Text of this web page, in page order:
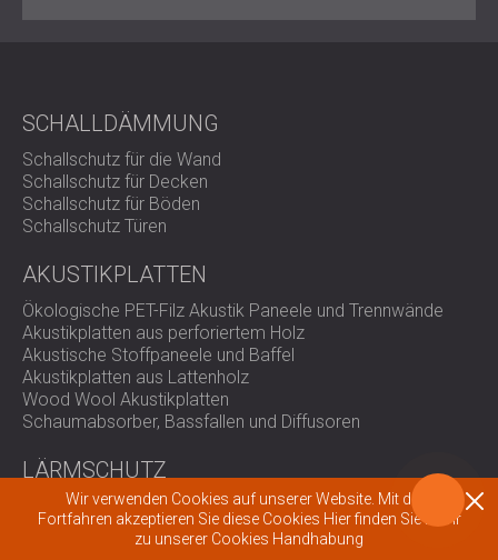
SCHALLDÄMMUNG
Schallschutz für die Wand
Schallschutz für Decken
Schallschutz für Böden
Schallschutz Türen
AKUSTIKPLATTEN
Ökologische PET-Filz Akustik Paneele und Trennwände
Akustikplatten aus perforiertem Holz
Akustische Stoffpaneele und Baffel
Akustikplatten aus Lattenholz
Wood Wool Akustikplatten
Schaumabsorber, Bassfallen und Diffusoren
LÄRMSCHUTZ
Schallschutz Einhausungen, Kabinen und Barrieren
Louvers und Schalldämpfer
Antivibrationshalterungen, Pads und Aufhänger
Wir verwenden Cookies auf unserer Website. Mit dem
Fortfahren akzeptieren Sie diese Cookies Hier finden Sie mehr
zu unserer Cookies Handhabung